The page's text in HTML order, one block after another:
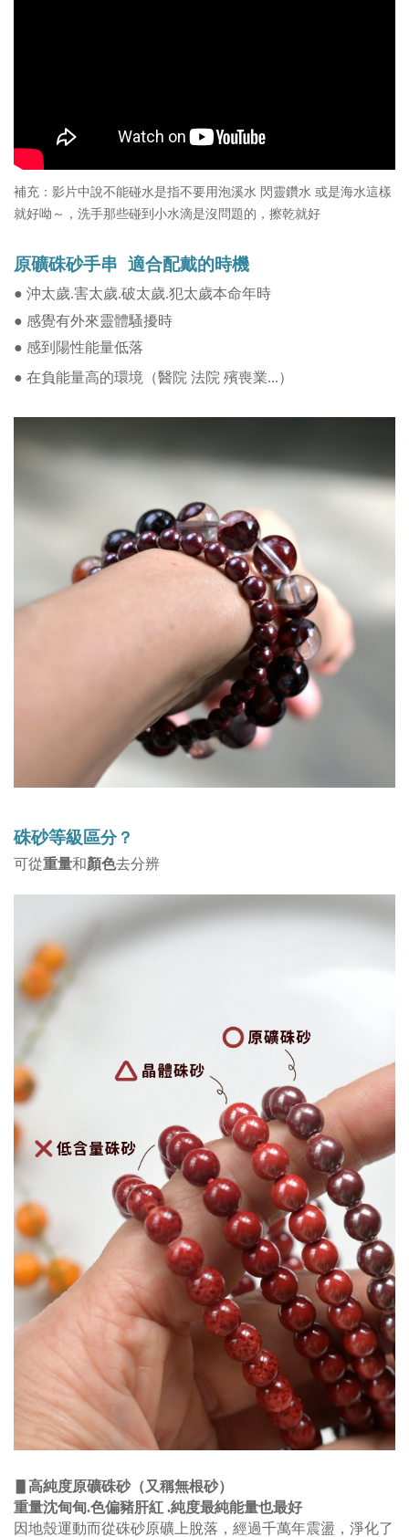
補充：影片中說不能碰水是指不要用泡溪水 閃靈鑽水 或是海水這樣
就好呦～，洗手那些碰到小水滴是沒問題的，擦乾就好
原礦硃砂手串 適合配戴的時機
● 沖太歲.害太歲.破太歲.犯太歲本命年時
● 感覺有外來靈體騷擾時
● 感到 陽性能量低落
● 在負能量高的環境（醫院 法院 殯喪業...）
硃砂等級區分？
可從重量和顏色去分辨
▋高純度原礦硃砂（又稱無根砂）
重量沈甸甸.色偏豬肝紅 .純度最純能量也最好
因地殼運動而從硃砂原礦上脫落，經過千萬年震盪，淨化了